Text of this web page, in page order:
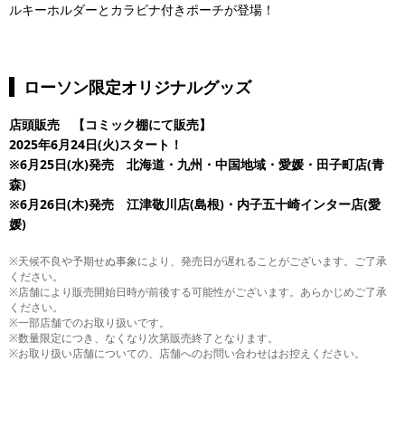
ルキーホルダーとカラビナ付きポーチが登場！
ローソン限定オリジナルグッズ
店頭販売 【コミック棚にて販売】
2025年6月24日(火)スタート！
※6月25日(水)発売 北海道・九州・中国地域・愛媛・田子町店(青
森)
※6月26日(木)発売 江津敬川店(島根)・内子五十崎インター店(愛
媛)
※天候不良や予期せぬ事象により、発売日が遅れることがございます。ご了承
ください。
※店舗により販売開始日時が前後する可能性がございます。あらかじめご了承
ください。
※一部店舗でのお取り扱いです。
※数量限定につき、なくなり次第販売終了となります。
※お取り扱い店舗についての、店舗へのお問い合わせはお控えください。